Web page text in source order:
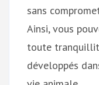
sans
Ainsi, vous
toute
développés